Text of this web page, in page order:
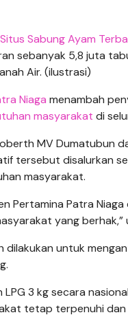
Situs Sabung Ayam
sebanyak 5,8 juta
Air. (ilustrasi)
Niaga menambah
masyarakat di
MV Dumatubun
tersebut disalurkan
masyarakat.
Pertamina Patra
yang berhak,”
untuk
3 kg secara
tetap terpenuhi